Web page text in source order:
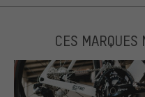
CES MARQUES